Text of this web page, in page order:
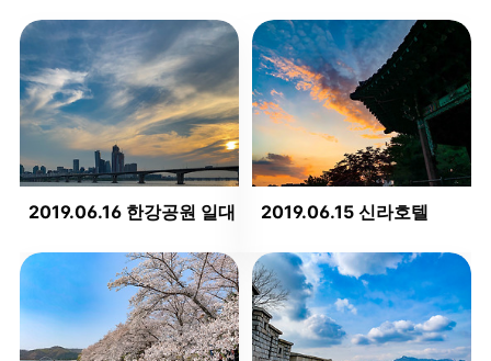
2019.06.16 한강공원 일대 2019.06.15 신라호텔